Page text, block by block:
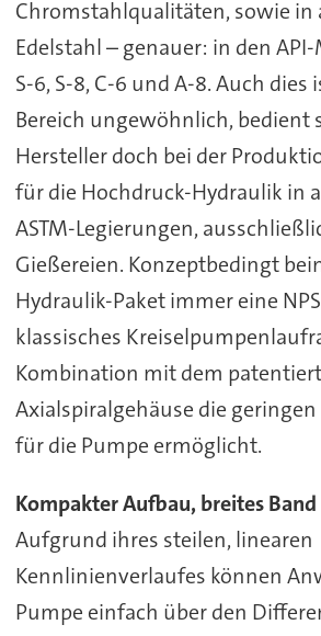
Chromstahlqualitäten, sowie in
Edelstahl – genauer: in den
S-6, S-8, C-6 und A-8. Auch dies
Bereich ungewöhnlich, bedient
Hersteller doch bei der
für die Hochdruck-Hydraulik in
ASTM-Legierungen,
Gießereien. Konzeptbedingt
Hydraulik-Paket immer eine
klassisches
Kombination mit dem
Axialspiralgehäuse die
für die Pumpe ermöglicht.
Kompakter Aufbau, breites Band
Aufgrund ihres steilen, linearen
Kennlinienverlaufes können
Pumpe einfach über den